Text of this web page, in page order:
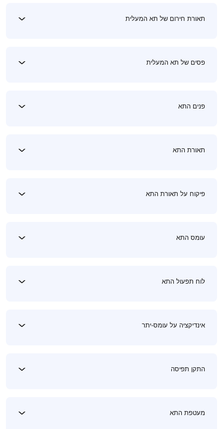
תאורת חירום של תא המעלית
פסים של תא המעלית
פנים התא
תאורת התא
פיקוח על תאורת התא
עומס התא
לוח תפעול התא
אינדיקציה על עומס-יתר
התקן תפיסה
מעטפת התא